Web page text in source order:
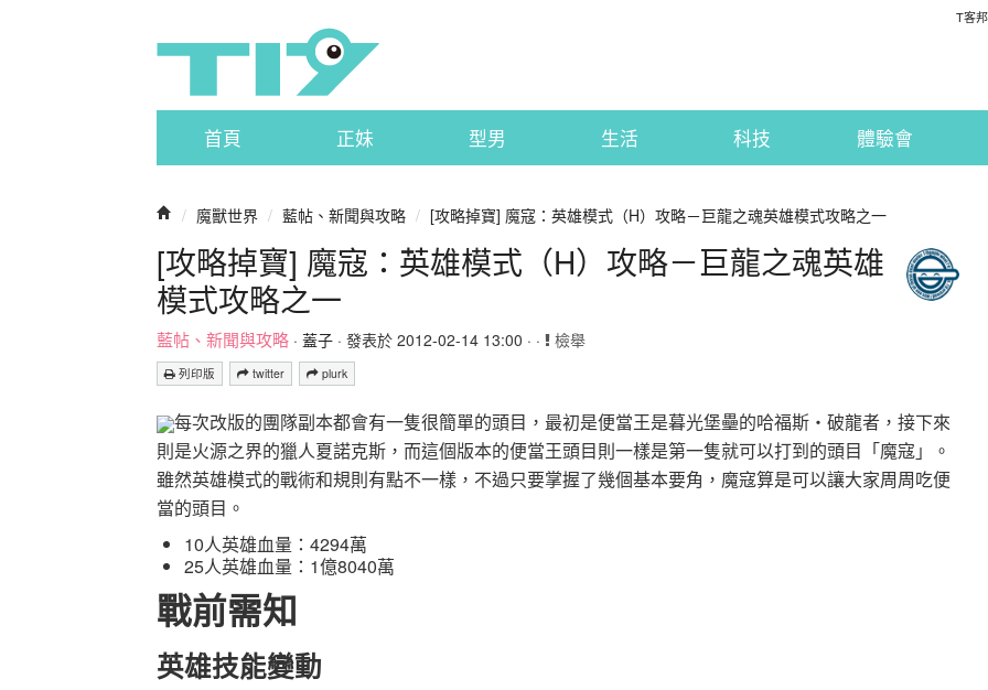
T客邦
首頁 正妹 型男 生活 科技 體驗會
/ 魔獸世界 / 藍帖、新聞與攻略 / [攻略掉寶] 魔寇：英雄模式（H）攻略－巨龍之魂英雄模式攻略之一
[攻略掉寶] 魔寇：英雄模式（H）攻略－巨龍之魂英雄
模式攻略之一
藍帖、新聞與攻略 · 蓋子 · 發表於 2012-02-14 13:00 · · 檢舉
列印版 twitter plurk
每次改版的團隊副本都會有一隻很簡單的頭目，最初是便當王是暮光堡壘的哈福斯‧破龍者，接下來
則是火源之界的獵人夏諾克斯，而這個版本的便當王頭目則一樣是第一隻就可以打到的頭目「魔寇」。
雖然英雄模式的戰術和規則有點不一樣，不過只要掌握了幾個基本要角，魔寇算是可以讓大家周周吃便
當的頭目。
10人英雄血量：4294萬
25人英雄血量：1億8040萬
戰前需知
英雄技能變動